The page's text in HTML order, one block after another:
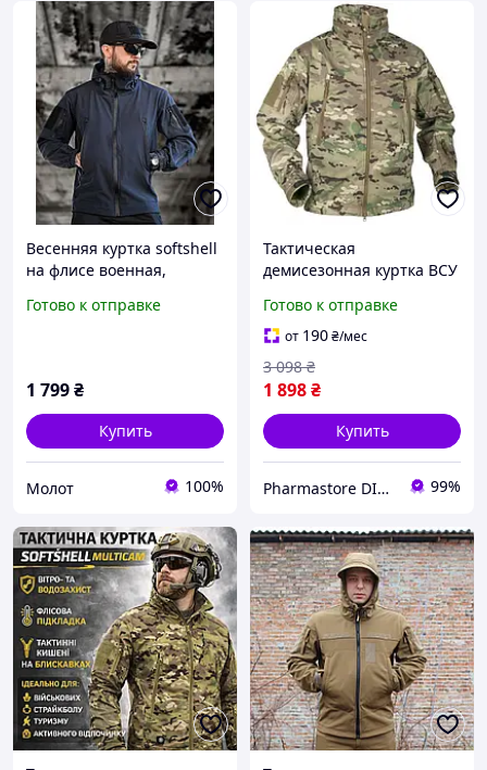
Весенняя куртка softshell
на флисе военная,
софтшелл ДСНС синяя
Готово к отправке
1 799₴
Купить
Молот 100%
Тактическая
демисезонная куртка ВСУ
softshell multicam
софтшелл мультикам
армейская
Готово к отправке
от 190₴/мес
1 898₴
3 098 ₴
Купить
Pharmastore DISCOUNT 99%